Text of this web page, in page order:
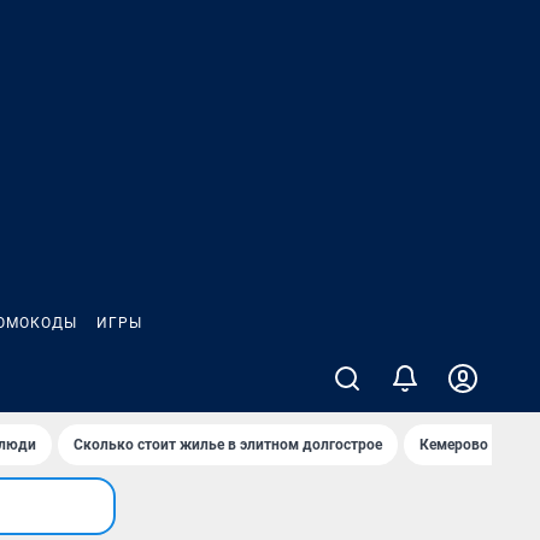
ИГРЫ
люди Сколько стоит жилье в элитном долгострое Кемерово —